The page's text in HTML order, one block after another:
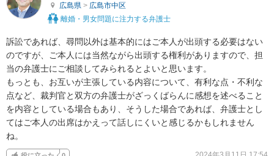
広島県 > 広島市中区
離婚・男女問題に注力する弁護士
訴訟であれば、尋問以外は基本的にはご本人が出頭する必要はない
のですが、ご本人には当然ながら出頭する権利がありますので、担
当の弁護士にご相談してみられるとよいと思います。
もっとも、お互いが主張している内容について、有利な点・不利な
点など、裁判官と双方の弁護士がざっくばらんに感想を述べること
を内容としている場合もあり、そうした場合であれば、弁護士とし
てはご本人の出席はかえって話しにくいと感じるかもしれません
ね。